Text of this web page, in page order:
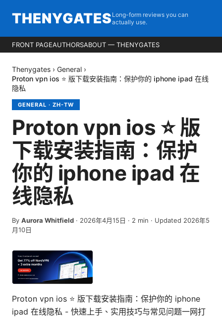
THENYGATES Long-form reviews you can
actually use.
FRONT PAGEAUTHORSABOUT — THENYGATES
Thenygates › General ›
Proton vpn ios ⭐ 版下载安装指南：保护你的 iphone ipad 在线
隐私
GENERAL · ZH-TW
Proton vpn ios ⭐ 版
下载安装指南：保护
你的 iphone ipad 在
线隐私
By Aurora Whitfield · 2026年4月15日 · 2 min · Updated 2026年5
月10日
Proton vpn ios ⭐ 版下载安装指南：保护你的 iphone
ipad 在线隐私 - 快速上手、实用技巧与常见问题一网打